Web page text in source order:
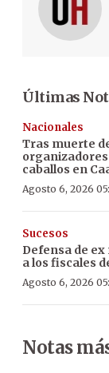
Últimas
Nacionales
Tras muerte
caballos en
Agosto 6, 2026
Sucesos
Defensa de
a los fiscales
Agosto 6, 2026
Notas